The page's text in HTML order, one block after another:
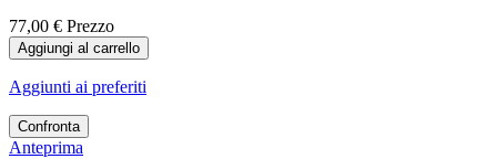
77,00 € Prezzo
Aggiungi al carrello
Aggiunti ai preferiti
Confronta
Anteprima